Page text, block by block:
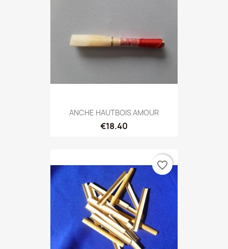
ANCHE HAUTBOIS AMOUR
€18.40
favorite_border